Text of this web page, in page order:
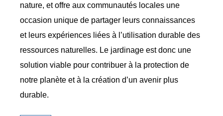
nature, et offre aux communautés locales une
occasion unique de partager leurs connaissances
et leurs expériences liées à l’utilisation durable des
ressources naturelles. Le jardinage est donc une
solution viable pour contribuer à la protection de
notre planète et à la création d’un avenir plus
durable.